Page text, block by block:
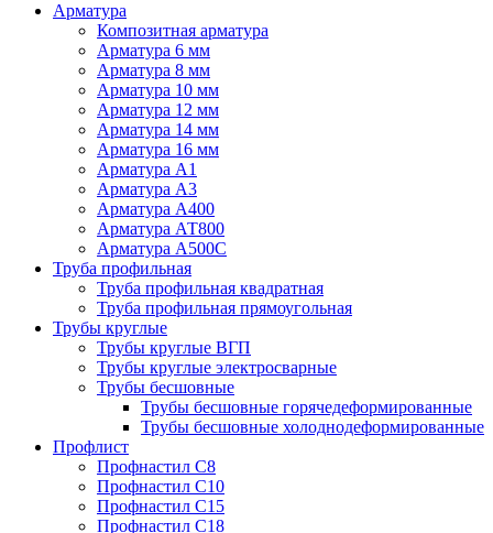
Арматура
Композитная арматура
Арматура 6 мм
Арматура 8 мм
Арматура 10 мм
Арматура 12 мм
Арматура 14 мм
Арматура 16 мм
Арматура А1
Арматура А3
Арматура А400
Арматура АТ800
Арматура А500С
Труба профильная
Труба профильная квадратная
Труба профильная прямоугольная
Трубы круглые
Трубы круглые ВГП
Трубы круглые электросварные
Трубы бесшовные
Трубы бесшовные горячедеформированные
Трубы бесшовные холоднодеформированные
Профлист
Профнастил С8
Профнастил С10
Профнастил С15
Профнастил С18